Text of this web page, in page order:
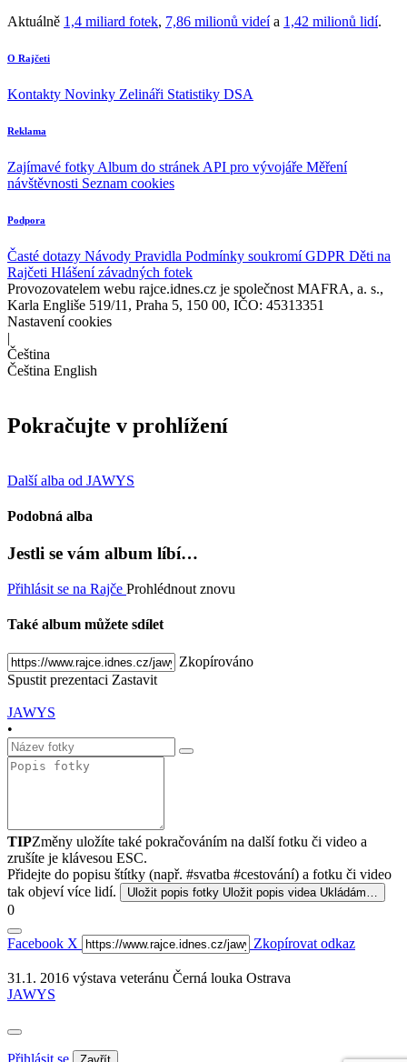
Aktuálně 1,4 miliard fotek, 7,86 milionů videía 1,42 milionů lidí.
O Rajčeti
Kontakty Novinky Zelináři Statistiky DSA
Reklama
Zajímavé fotky Album do stránek API pro vývojáře Měření
návštěvnosti Seznam cookies
Podpora
Časté dotazy Návody Pravidla Podmínky soukromíGDPR Děti na
Rajčeti Hlášení závadných fotek
Provozovatelem webu rajce.idnes.cz je společnost MAFRA, a. s.,
Karla Engliše 519/11, Praha 5, 150 00, IČO: 45313351
Nastavení cookies
|
Čeština
Čeština English
Pokračujte v prohlížení
Další alba od JAWYS
Podobná alba
Jestli se vám album líbí…
Přihlásit se na Rajče Prohlédnout znovu
Také album můžete sdílet
Zkopírováno
Spustit prezentaci Zastavit
JAWYS
•
TIPZměny uložíte také pokračováním na další fotku či video a
zrušíte je klávesou ESC.
Přidejte do popisu štítky (např. #svatba #cestování) a fotku či video
tak objeví více lidí.
Uložit popis fotky Uložit popis videa Ukládám…
0
Facebook X Zkopírovat odkaz
31.1. 2016 výstava veteránu Černá louka Ostrava
JAWYS